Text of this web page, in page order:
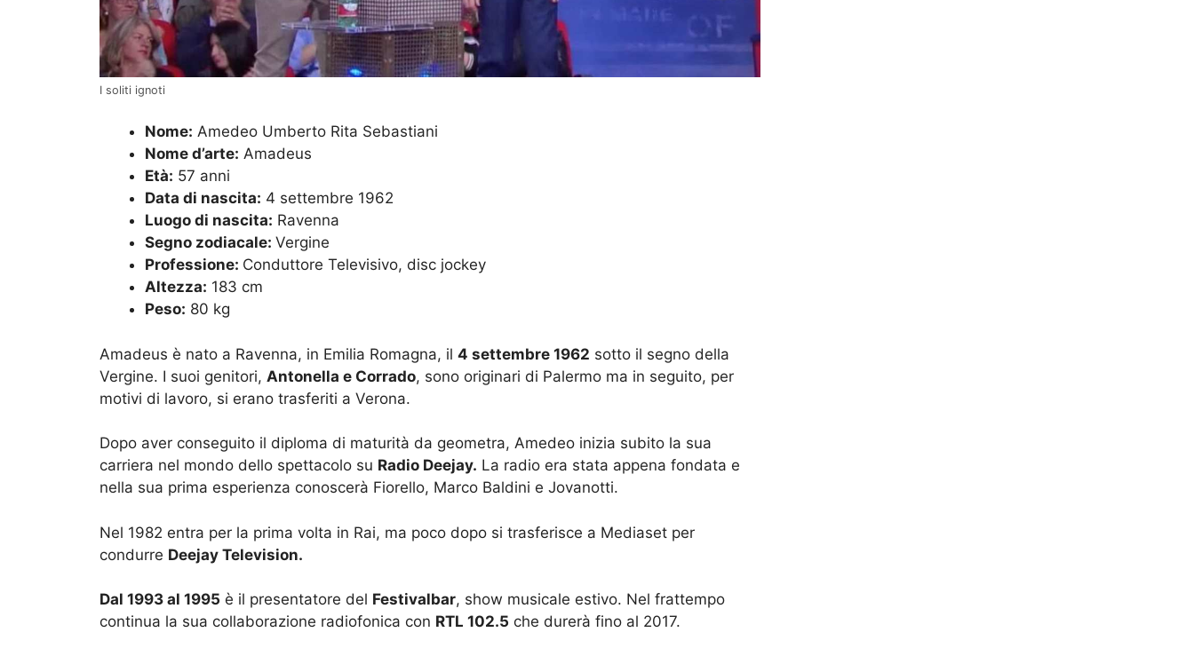
I soliti ignoti
Nome: Amedeo Umberto Rita Sebastiani
Nome d’arte: Amadeus
Età: 57 anni
Data di nascita: 4 settembre 1962
Luogo di nascita: Ravenna
Segno zodiacale: Vergine
Professione: Conduttore Televisivo, disc jockey
Altezza: 183 cm
Peso: 80 kg
Amadeus è nato a Ravenna, in Emilia Romagna, il 4 settembre 1962 sotto il segno della
Vergine. I suoi genitori, Antonella e Corrado, sono originari di Palermo ma in seguito, per
motivi di lavoro, si erano trasferiti a Verona.
Dopo aver conseguito il diploma di maturità da geometra, Amedeo inizia subito la sua
carriera nel mondo dello spettacolo su Radio Deejay. La radio era stata appena fondata e
nella sua prima esperienza conoscerà Fiorello, Marco Baldini e Jovanotti.
Nel 1982 entra per la prima volta in Rai, ma poco dopo si trasferisce a Mediaset per
condurre Deejay Television.
Dal 1993 al 1995 è il presentatore del Festivalbar, show musicale estivo. Nel frattempo
continua la sua collaborazione radiofonica con RTL 102.5 che durerà fino al 2017.